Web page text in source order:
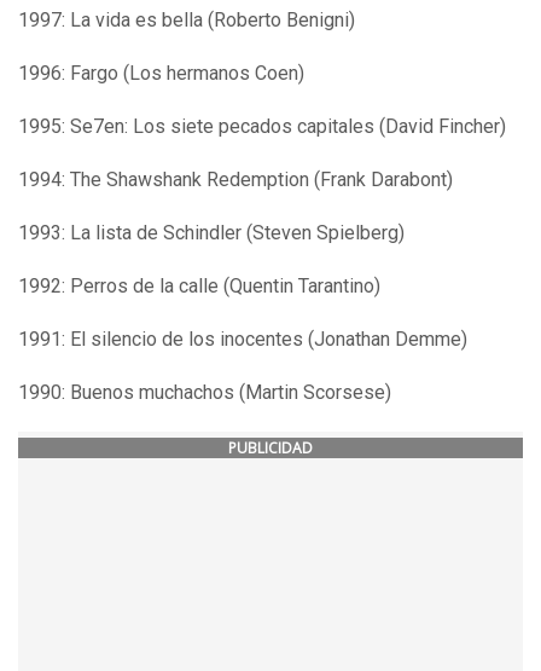
1997: La vida es bella (Roberto Benigni)
1996: Fargo (Los hermanos Coen)
1995: Se7en: Los siete pecados capitales (David Fincher)
1994: The Shawshank Redemption (Frank Darabont)
1993: La lista de Schindler (Steven Spielberg)
1992: Perros de la calle (Quentin Tarantino)
1991: El silencio de los inocentes (Jonathan Demme)
1990: Buenos muchachos (Martin Scorsese)
PUBLICIDAD